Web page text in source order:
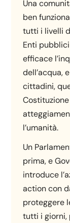
Una
ben
tutti i livelli
Enti
efficace
dell’acqua,
cittadini,
l’umanità.
Un
prima, e
introduce
action con
proteggere
tutti i giorni,